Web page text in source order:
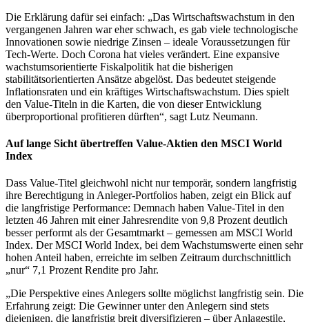
Die Erklärung dafür sei einfach: „Das Wirtschaftswachstum in den
vergangenen Jahren war eher schwach, es gab viele technologische
Innovationen sowie niedrige Zinsen – ideale Voraussetzungen für
Tech-Werte. Doch Corona hat vieles verändert. Eine expansive
wachstumsorientierte Fiskalpolitik hat die bisherigen
stabilitätsorientierten Ansätze abgelöst. Das bedeutet steigende
Inflationsraten und ein kräftiges Wirtschaftswachstum. Dies spielt
den Value-Titeln in die Karten, die von dieser Entwicklung
überproportional profitieren dürften“, sagt Lutz Neumann.
Auf lange Sicht übertreffen Value-Aktien den MSCI World
Index
Dass Value-Titel gleichwohl nicht nur temporär, sondern langfristig
ihre Berechtigung in Anleger-Portfolios haben, zeigt ein Blick auf
die langfristige Performance: Demnach haben Value-Titel in den
letzten 46 Jahren mit einer Jahresrendite von 9,8 Prozent deutlich
besser performt als der Gesamtmarkt – gemessen am MSCI World
Index. Der MSCI World Index, bei dem Wachstumswerte einen sehr
hohen Anteil haben, erreichte im selben Zeitraum durchschnittlich
„nur“ 7,1 Prozent Rendite pro Jahr.
„Die Perspektive eines Anlegers sollte möglichst langfristig sein. Die
Erfahrung zeigt: Die Gewinner unter den Anlegern sind stets
diejenigen, die langfristig breit diversifizieren – über Anlagestile,